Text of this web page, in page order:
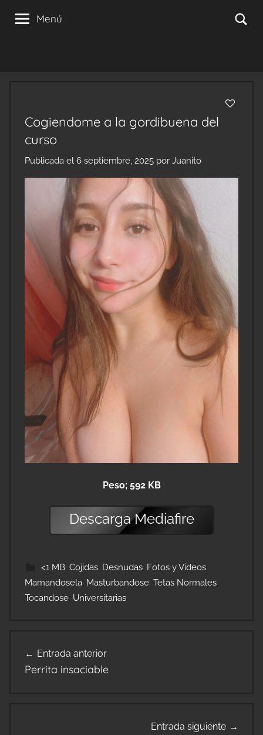
Menú
Cogiendome a la gordibuena del
curso
Publicada el 6 septiembre, 2025 por Juanito
Peso; 592 KB
DescargaMediafire
<1 MB, Cojidas, Desnudas, Fotos y Videos,
Mamandosela Masturbandose Tetas Normales
Tocandose Universitarias
de
Entrada anterior
Perrita insaciable
Entrada siguiente